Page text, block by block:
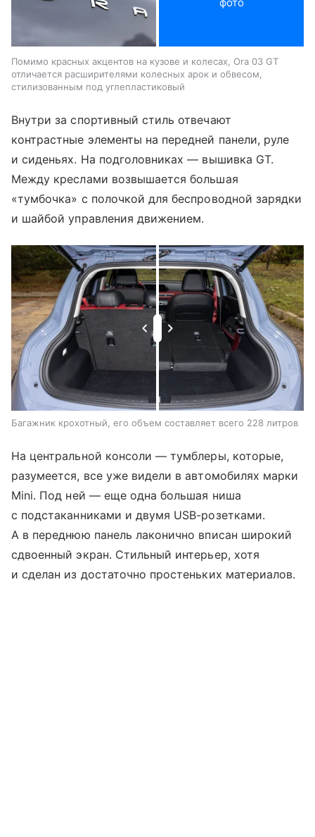
Помимо красных акцентов на кузове и колесах, Ora 03 GT
отличается расширителями колесных арок и обвесом,
стилизованным под углепластиковый
Внутри за спортивный стиль отвечают
контрастные элементы на передней панели, руле
и сиденьях. На подголовниках — вышивка GT.
Между креслами возвышается большая
«тумбочка» с полочкой для беспроводной зарядки
и шайбой управления движением.
Багажник крохотный, его объем составляет всего 228 литров
На центральной консоли — тумблеры, которые,
разумеется, все уже видели в автомобилях марки
Mini. Под ней — еще одна большая ниша
с подстаканниками и двумя USB-розетками.
А в переднюю панель лаконично вписан широкий
сдвоенный экран. Стильный интерьер, хотя
и сделан из достаточно простеньких материалов.